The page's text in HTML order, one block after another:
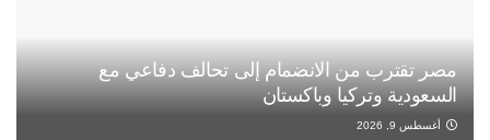
مصر تقترب من الانضمام إلى تحالف دفاعي مع
السعودية وتركيا وباكستان
أغسطس 9, 2026